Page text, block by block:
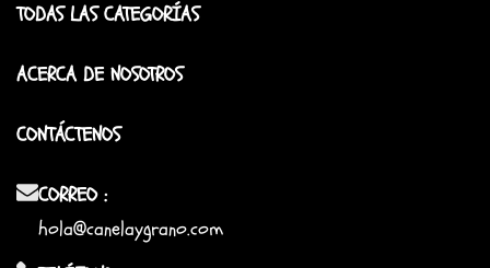
TODAS LAS CATEGORÍAS
ACERCA DE NOSOTROS
CONTÁCTENOS
CORREO :
hola@canelaygrano.com